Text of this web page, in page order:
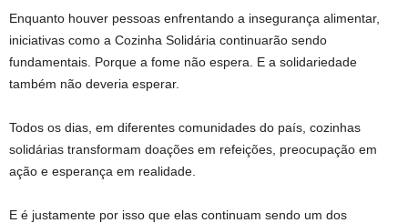
Enquanto houver pessoas enfrentando a insegurança alimentar,
iniciativas como a Cozinha Solidária continuarão sendo
fundamentais. Porque a fome não espera. E a solidariedade
também não deveria esperar.
Todos os dias, em diferentes comunidades do país, cozinhas
solidárias transformam doações em refeições, preocupação em
ação e esperança em realidade.
E é justamente por isso que elas continuam sendo um dos